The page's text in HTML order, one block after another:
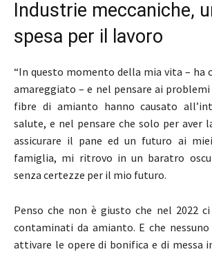
Industrie meccaniche,
spesa per il lavoro
“In questo momento della mia vita – ha
amareggiato – e nel pensare ai
fibre di amianto hanno causato
salute, e nel pensare che solo per aver
assicurare il pane ed un futuro ai
famiglia, mi ritrovo in un baratro
senza certezze per il mio futuro.
Penso che non è giusto che nel 2022
contaminati da amianto. E che
attivare le opere di bonifica e di messa